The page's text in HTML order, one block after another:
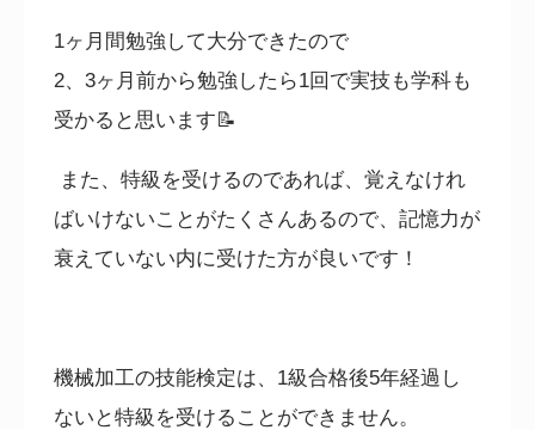
1ヶ月間勉強して大分できたので
2、3ヶ月前から勉強したら1回で実技も学科も
受かると思います📝
また、特級を受けるのであれば、覚えなけれ
ばいけないことがたくさんあるので、記憶力が
衰えていない内に受けた方が良いです！
機械加工の技能検定は、 1級合格後5年経過し
ないと特級を受けることができません。